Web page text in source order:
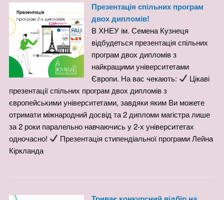
Презентація спільних програм
двох дипломів!
В ХНЕУ ім. Семена Кузнеця
відбудеться презентація спільних
програм двох дипломів з
найкращими університетами
Європи. На вас чекають:
Цікаві
презентації спільних програм двох дипломів з
європейськими університетами, завдяки яким Ви можете
отримати міжнародний досвід та 2 дипломи магістра лише
за 2 роки паралельно навчаючись у 2-х університетах
одночасно!
Презентація стипендіальної програми Лейна
Кіркланда